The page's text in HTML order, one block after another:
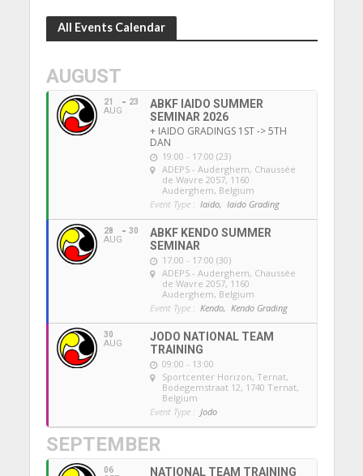
All Events Calendar
AUGUST
21
AUG
23
ABKF IAIDO SUMMER
SEMINAR 2026
+ IAIDO GRADINGS 1ST -> 5TH
DAN
19:00 - 17:00 (23)
ADEPS - Auderghem, Chaussée
de Wavre 2057, 1160
Auderghem, Belgium
Event Type : Iaido, Iaido Grading
28
AUG
30
ABKF KENDO SUMMER
SEMINAR
17:00 - 17:00 (30)
ADEPS - Auderghem, Chaussée
de Wavre 2057, 1160
Auderghem, Belgium
Event Type : Kendo, Kendo Grading
30
AUG
JODO NATIONAL TEAM
TRAINING
09:00 - 13:00
Sportcenter Horizon, Ternat,
Bodegemstraat 12, 1740 Ternat,
Belgium
Event Type : Jodo
SEPTEMBER
06 NATIONAL TEAM TRAINING